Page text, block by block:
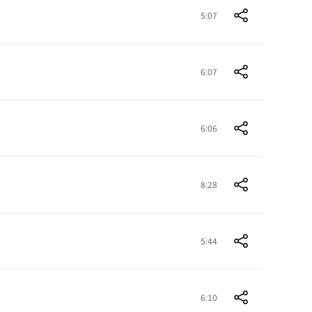
5:07
6:07
6:06
8:28
5:44
6:10